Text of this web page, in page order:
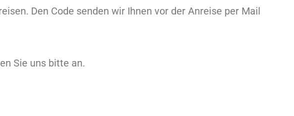
Den Code senden wir Ihnen vor der Anreise per Mail
Sie uns bitte an.